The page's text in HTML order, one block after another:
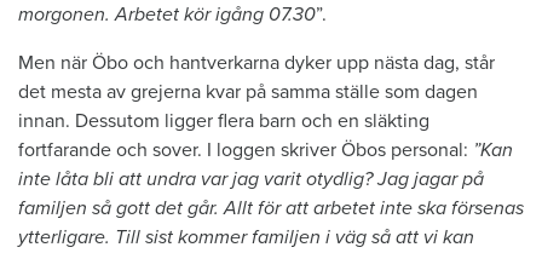
morgonen. Arbetet kör igång 07.30”.
Men när Öbo och hantverkarna dyker upp nästa dag, står
det mesta av grejerna kvar på samma ställe som dagen
innan. Dessutom ligger flera barn och en släkting
fortfarande och sover. I loggen skriver Öbos personal: ”Kan
inte låta bli att undra var jag varit otydlig? Jag jagar på
familjen så gott det går. Allt för att arbetet inte ska försenas
ytterligare. Till sist kommer familjen i väg så att vi kan